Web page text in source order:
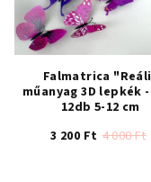
Falmatrica
műanyag 3D lepkék
12db 5-12 cm
3 200 Ft 4 000 Ft